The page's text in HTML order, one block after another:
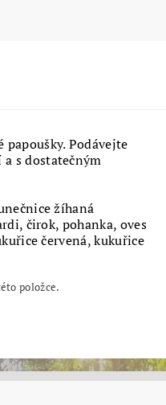
Podávejte
s dostatečným
žíhaná
čirok, pohanka, oves
červená, kukuřice
položce.